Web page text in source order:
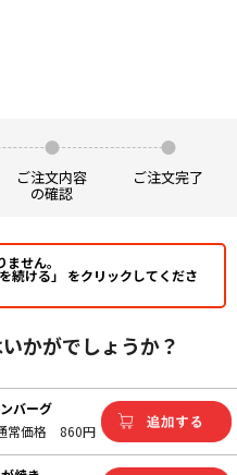
ご注文内容
の確認
ご注文完了
せん。
続ける」 をクリックしてくださ
かがでしょうか？
バーグ
常価格 860円